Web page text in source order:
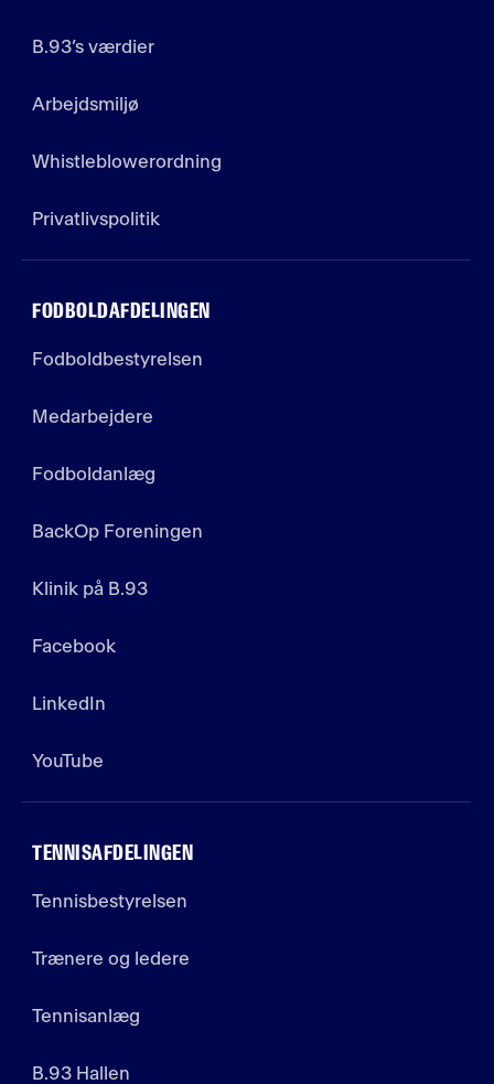
B.93’s værdier
Arbejdsmiljø
Whistleblowerordning
Privatlivspolitik
FODBOLDAFDELINGEN
Fodboldbestyrelsen
Medarbejdere
Fodboldanlæg
BackOp Foreningen
Klinik på B.93
Facebook
LinkedIn
YouTube
TENNISAFDELINGEN
Tennisbestyrelsen
Trænere og ledere
Tennisanlæg
B.93 Hallen